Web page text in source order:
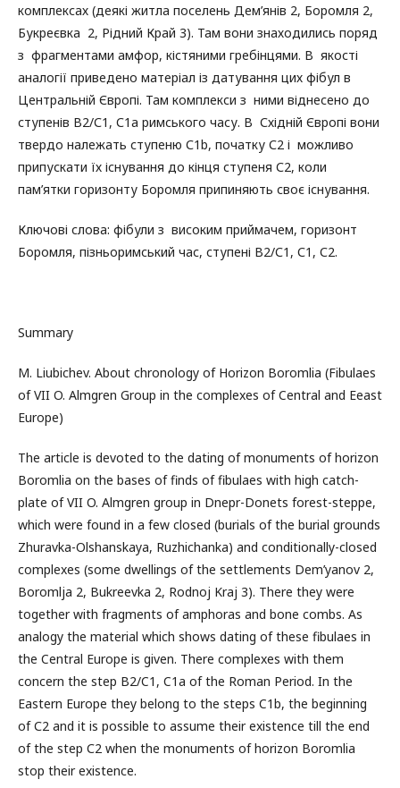
комплексах (деякі житла поселень Дем’янів 2, Боромля 2,
Букреєвка 2, Рідний Край 3). Там вони знаходились поряд
з фрагментами амфор, кістяними гребінцями. В якості
аналогії приведено матеріал із датування цих фібул в
Центральній Європі. Там комплекси з ними віднесено до
ступенів В2/С1, С1а римського часу. В Східній Європі вони
твердо належать ступеню С1b, початку С2 і можливо
припускати їх існування до кінця ступеня С2, коли
пам’ятки горизонту Боромля припиняють своє існування.
Ключові слова: фібули з високим приймачем, горизонт
Боромля, пізньоримський час, ступені В2/С1, С1, С2.
Summary
M. Liubichev. About chronology of Horizon Boromlia (Fibulaes
of VII O. Almgren Group in the complexes of Central and Eeast
Europe)
The article is devoted to the dating of monuments of horizon
Boromlia on the bases of finds of fibulaes with high catch-
plate of VII O. Almgren group in Dnepr-Donets forest-steppe,
which were found in a few closed (burials of the burial grounds
Zhuravka-Olshanskaya, Ruzhichanka) and conditionally-closed
complexes (some dwellings of the settlements Dem’yanov 2,
Boromlja 2, Bukreevka 2, Rodnoj Kraj 3). There they were
together with fragments of amphoras and bone combs. As
analogy the material which shows dating of these fibulaes in
the Central Europe is given. There complexes with them
concern the step B2/C1, C1a of the Roman Period. In the
Eastern Europe they belong to the steps C1b, the beginning
of С2 and it is possible to assume their existence till the end
of the step С2 when the monuments of horizon Boromlia
stop their existence.